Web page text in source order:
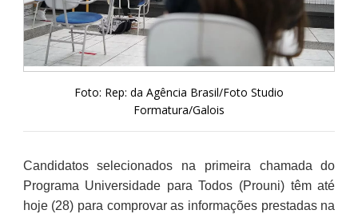
Foto: Rep: da Agência Brasil/Foto Studio
Formatura/Galois
Candidatos selecionados na primeira chamada do
Programa Universidade para Todos (Prouni) têm até
hoje (28) para comprovar as informações prestadas na